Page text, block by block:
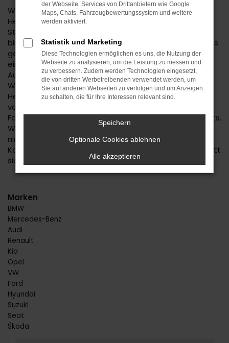
Wenn Sie einen zuverlässigen Mobilitätspartner für
Herrenberg suchen, empfehlen wir Ihnen einen Kia
Stonic Gebrauchtwagen. Dieses Modell hat in jeder
bisherigen Generation seine Langlebigkeit unter Beweis
gestellt und befindet sich längst auf dem Weg zu
einem Klassiker. Kennzeichnend ist das hohe
Ausstattungslevel sowie die Effizienz der Motoren.
Wenn Sie Ihren Kia Stonic Gebrauchtwagen für
Herrenberg im Autohaus Daub kaufen, profitieren Sie
von unseren hohen Qualitätsmaßstäben. Jedes
Fahrzeug unterläuft vor dem Verkauf eine Fülle an Tests.
Wir sind erst dann zufrieden, wenn keinerlei Mängel
mehr existieren und stellen dies durch die hohe
Kompetenz und Erfahrung unserer Kfz-Meisterwerkstatt
sicher.
Marken
BMW
Mercedes-Benz
Audi
Renault
Kia
Opel
VW
Ford
Hyundai
Suzuki
Seat
Škoda
der Webseite. Services von Drittanbietern wie Google
Maps, Chats, Fahrzeugbewertungssystem und weitere
werden aktiviert.
Statistik und Marketing
Diese Technologien ermöglichen es uns, die Nutzung der
Webseite zu analysieren, um die Leistung zu messen und
zu verbessern. Zudem werden Technologien eingesetzt,
die von dritten Werbetreibenden verwendet werden, um
Sie auf anderen Webseiten zu verfolgen und um Anzeigen
zu schalten, die für Ihre Interessen relevant sind.
Speichern
Optionale Cookies ablehnen
Alle akzeptieren